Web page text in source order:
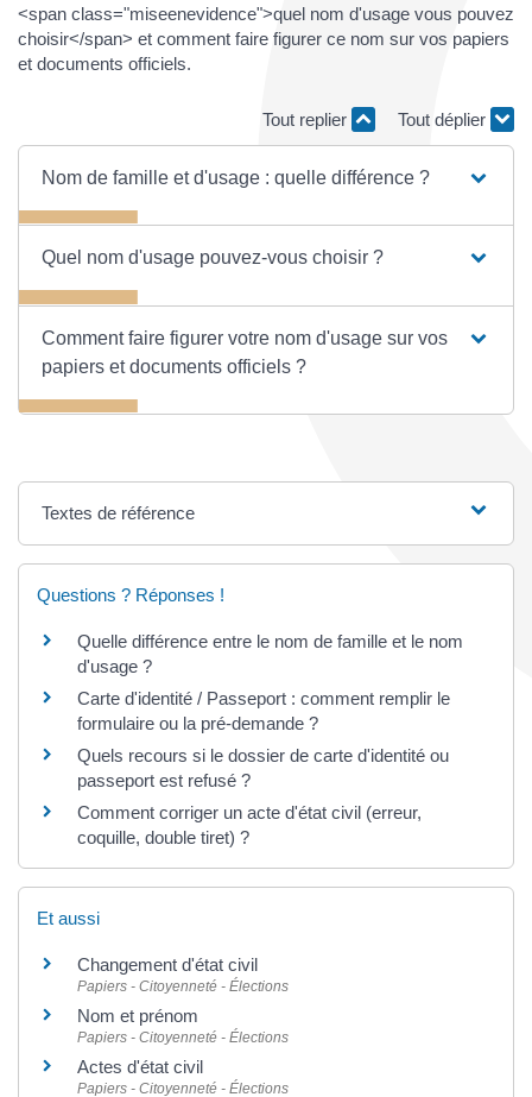
<span class="miseenevidence">quel nom d'usage vous pouvez
choisir</span> et comment faire figurer ce nom sur vos papiers
et documents officiels.
Tout replier Tout déplier
Nom de famille et d'usage : quelle différence ?
Quel nom d'usage pouvez-vous choisir ?
Comment faire figurer votre nom d'usage sur vos
papiers et documents officiels ?
Textes de référence
Questions ? Réponses !
Quelle différence entre le nom de famille et le nom
d'usage ?
Carte d'identité / Passeport : comment remplir le
formulaire ou la pré-demande ?
Quels recours si le dossier de carte d'identité ou
passeport est refusé ?
Comment corriger un acte d'état civil (erreur,
coquille, double tiret) ?
Et aussi
Changement d'état civil
Papiers - Citoyenneté - Élections
Nom et prénom
Papiers - Citoyenneté - Élections
Actes d'état civil
Papiers - Citoyenneté - Élections